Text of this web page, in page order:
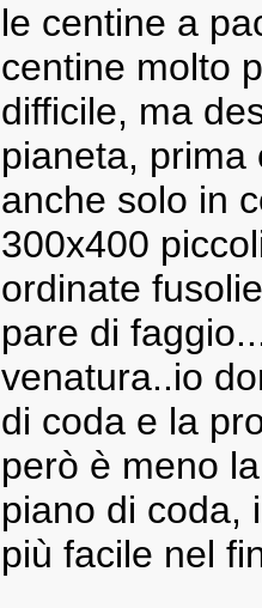
le centine a
centine molto
difficile, ma
pianeta, prima
anche solo in
300x400
ordinate
pare di
venatura..io
di coda e la
però è meno
piano di coda,
più facile nel